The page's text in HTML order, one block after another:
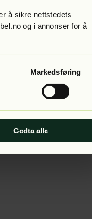
å sikre nettstedets
og i annonser for å
Markedsføring
Godta alle